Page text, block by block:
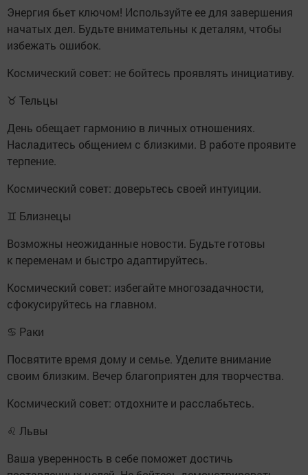
Энергия бьет ключом! Используйте ее для завершения
начатых дел. Будьте внимательны к деталям, чтобы
избежать ошибок.
Космический совет: не бойтесь проявлять инициативу.
♉ Тельцы
День обещает гармонию в личных отношениях.
Насладитесь общением с близкими. В работе проявите
терпение.
Космический совет: доверьтесь своей интуиции.
♊ Близнецы
Возможны неожиданные новости. Будьте готовы
к переменам и быстро адаптируйтесь.
Космический совет: избегайте многозадачности,
сфокусируйтесь на главном.
♋ Раки
Посвятите время дому и семье. Уделите внимание
своим близким. Вечер благоприятен для творчества.
Космический совет: отдохните и расслабьтесь.
♌ Львы
Ваша уверенность в себе поможет достичь